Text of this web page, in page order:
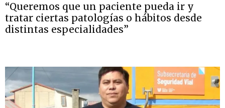
“Queremos que un paciente pueda ir y
tratar ciertas patologías o hábitos desde
distintas especialidades”